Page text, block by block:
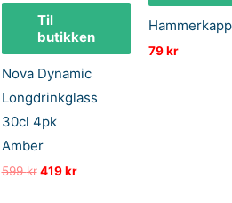
Til
butikken
Nova Dynamic
Longdrinkglass
30cl 4pk
Amber
599kr Opprinnelig
419krNåværende
79kr